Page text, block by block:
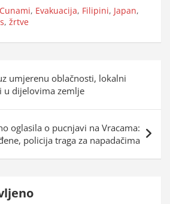
Cunami, Evakuacija, Filipini, Japan,
, žrtve
umjerenu oblačnosti, lokalni
u dijelovima zemlje
oglasila o pucnjavi na Vracama:
policija traga za napadačima